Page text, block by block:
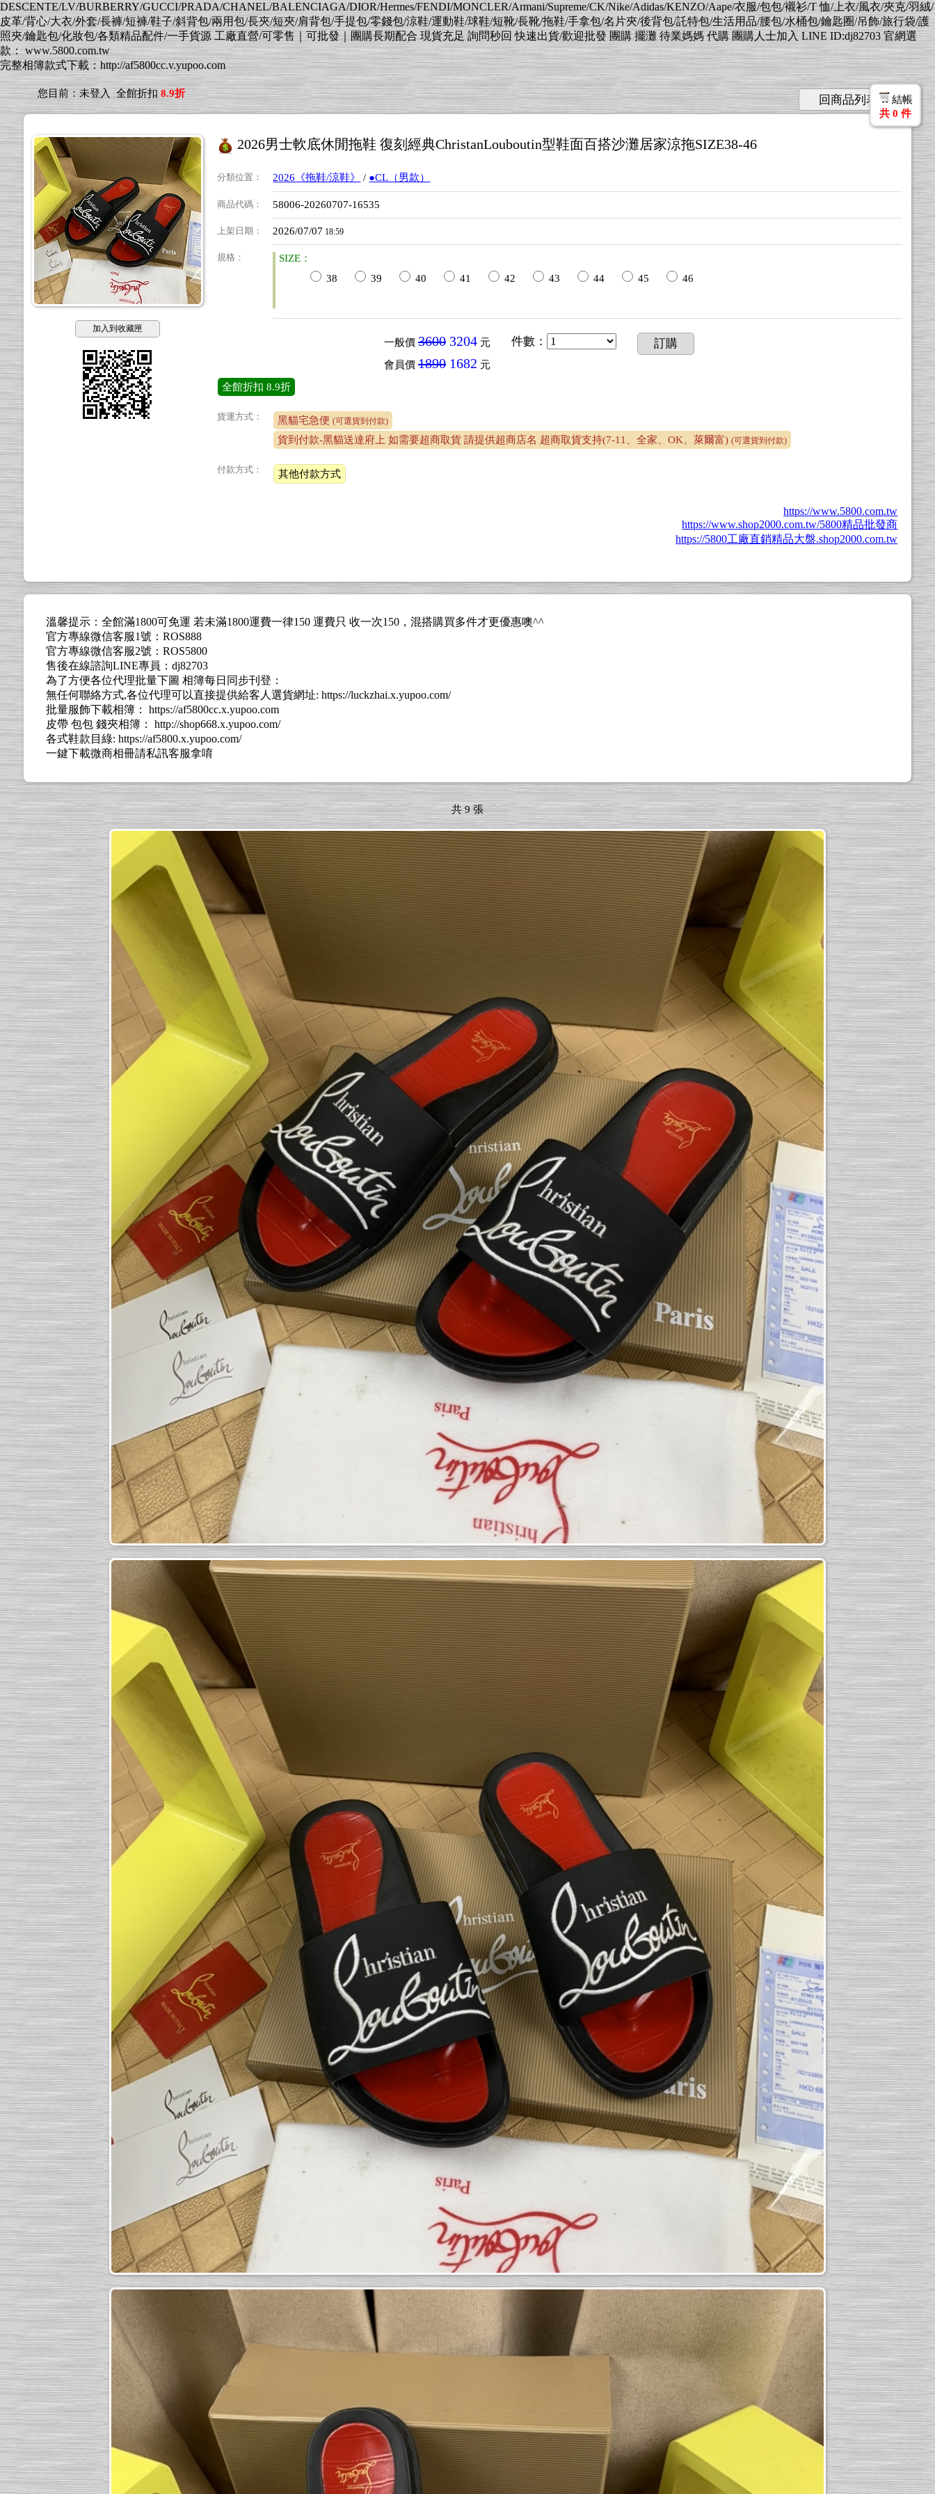
DESCENTE/LV/BURBERRY/GUCCI/PRADA/CHANEL/BALENCIAGA/DIOR/Hermes/FENDI/MONCLER/Armani/Supreme/CK/Nike/Adidas/KENZO/Aape/衣服/包包/襯衫/T 恤/上衣/風衣/夾克/羽絨/
皮革/背心/大衣/外套/長褲/短褲/鞋子/斜背包/兩用包/長夾/短夾/肩背包/手提包/零錢包/涼鞋/運動鞋/球鞋/短靴/長靴/拖鞋/手拿包/名片夾/後背包/託特包/生活用品/腰包/水桶包/鑰匙圈/吊飾/旅行袋/護
照夾/鑰匙包/化妝包/各類精品配件/一手貨源 工廠直營/可零售｜可批發｜團購長期配合 現貨充足 詢問秒回 快速出貨/歡迎批發 團購 擺灘 待業媽媽 代購 團購人士加入 LINE ID:dj82703 官網選
款： www.5800.com.tw
完整相簿款式下載：http://af5800cc.v.yupoo.com
您目前：未登入 全館折扣 8.9折 回商品列表
加入到收藏匣
2026男士軟底休閒拖鞋 復刻經典ChristanLouboutin型鞋面百搭沙灘居家涼拖SIZE38-46
分類位置 ： 2026《拖鞋/涼鞋》 / ●CL（男款）
商品代碼 ： 58006-20260707-16535
上架日期 ： 2026/07/07 18:59
規格 ：
SIZE：
38
39 40 41 42 43 44 45 46
一般價 36003204元
會員價 18901682 元
件數 ： 訂購
全館折扣 8.9折
貨運方式： 黑貓宅急便(可選貨到付款)
貨到付款-黑貓送達府上 如需要超商取貨 請提供超商店名 超商取貨支持(7-11、全家、OK、萊爾富)(可選貨到付款)
付款方式： 其他付款方式
https://www.5800.com.tw
https://www.shop2000.com.tw/5800精品批發商
https://5800工廠直銷精品大盤.shop2000.com.tw
結帳
共 0 件
溫馨提示：全館滿1800可免運 若未滿1800運費一律150 運費只 收一次150，混搭購買多件才更優惠噢^^
官方專線微信客服1號：ROS888
官方專線微信客服2號：ROS5800
售後在線諮詢LINE專員：dj82703
為了方便各位代理批量下圖 相簿每日同步刊登：
無任何聯絡方式,各位代理可以直接提供給客人選貨網址: https://luckzhai.x.yupoo.com/
批量服飾下載相簿： https://af5800cc.x.yupoo.com
皮帶 包包 錢夾相簿： http://shop668.x.yupoo.com/
各式鞋款目綠: https://af5800.x.yupoo.com/
一鍵下載微商相冊請私訊客服拿唷
共 9 張